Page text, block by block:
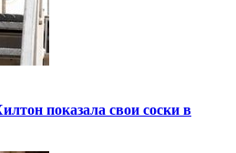
показала свои соски в